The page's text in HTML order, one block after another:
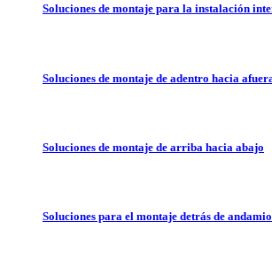
Soluciones de montaje para la instalación
Soluciones de montaje de adentro hacia
Soluciones de montaje de arriba hacia abajo
Soluciones para el montaje detrás de